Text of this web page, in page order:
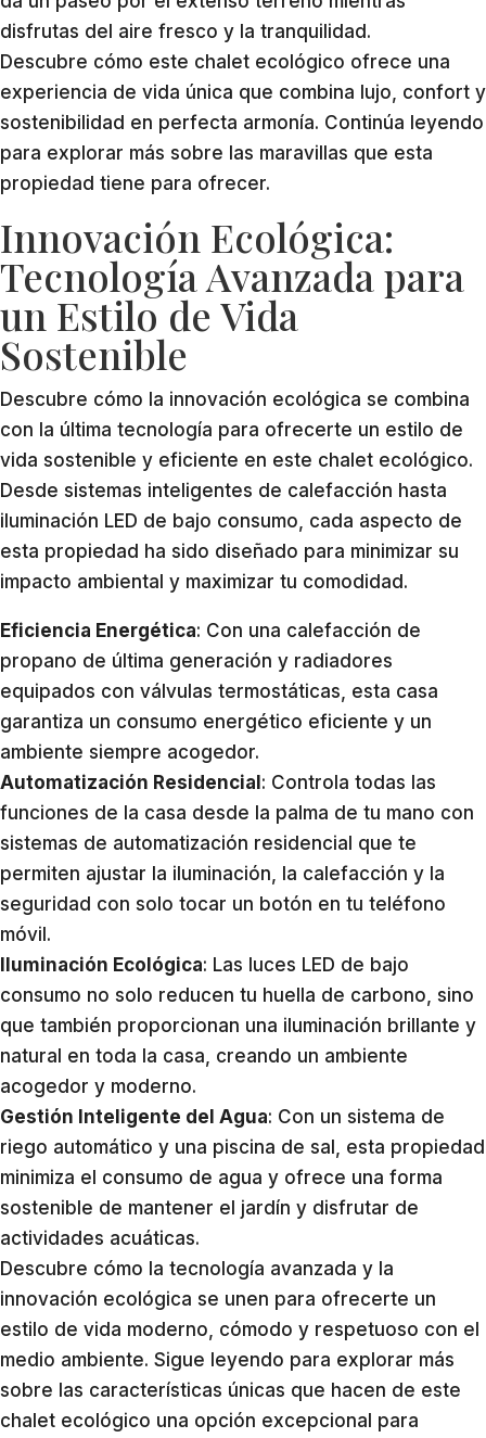
disfrutas del aire fresco y la tranquilidad.
Descubre cómo este chalet ecológico ofrece una
experiencia de vida única que combina lujo, confort y
sostenibilidad en perfecta armonía. Continúa leyendo
para explorar más sobre las maravillas que esta
propiedad tiene para ofrecer.
Innovación Ecológica:
Tecnología Avanzada para
un Estilo de Vida
Sostenible
Descubre cómo la innovación ecológica se combina
con la última tecnología para ofrecerte un estilo de
vida sostenible y eficiente en este chalet ecológico.
Desde sistemas inteligentes de calefacción hasta
iluminación LED de bajo consumo, cada aspecto de
esta propiedad ha sido diseñado para minimizar su
impacto ambiental y maximizar tu comodidad.
Eficiencia Energética: Con una calefacción de
propano de última generación y radiadores
equipados con válvulas termostáticas, esta casa
garantiza un consumo energético eficiente y un
ambiente siempre acogedor.
Automatización Residencial: Controla todas las
funciones de la casa desde la palma de tu mano con
sistemas de automatización residencial que te
permiten ajustar la iluminación, la calefacción y la
seguridad con solo tocar un botón en tu teléfono
móvil.
Iluminación Ecológica: Las luces LED de bajo
consumo no solo reducen tu huella de carbono, sino
que también proporcionan una iluminación brillante y
natural en toda la casa, creando un ambiente
acogedor y moderno.
Gestión Inteligente del Agua: Con un sistema de
riego automático y una piscina de sal, esta propiedad
minimiza el consumo de agua y ofrece una forma
sostenible de mantener el jardín y disfrutar de
actividades acuáticas.
Descubre cómo la tecnología avanzada y la
innovación ecológica se unen para ofrecerte un
estilo de vida moderno, cómodo y respetuoso con el
medio ambiente. Sigue leyendo para explorar más
sobre las características únicas que hacen de este
chalet ecológico una opción excepcional para